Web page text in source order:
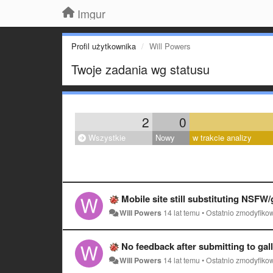
Imgur
Profil użytkownika Will Powers
Twoje zadania wg statusu
2 0
Wszystkie Nowy w trakcie analizy
Mobile site still substituting
Will Powers 14 lat temu •Ostatnio
No feedback after submitting to
Will Powers 14 lat temu •Ostatnio